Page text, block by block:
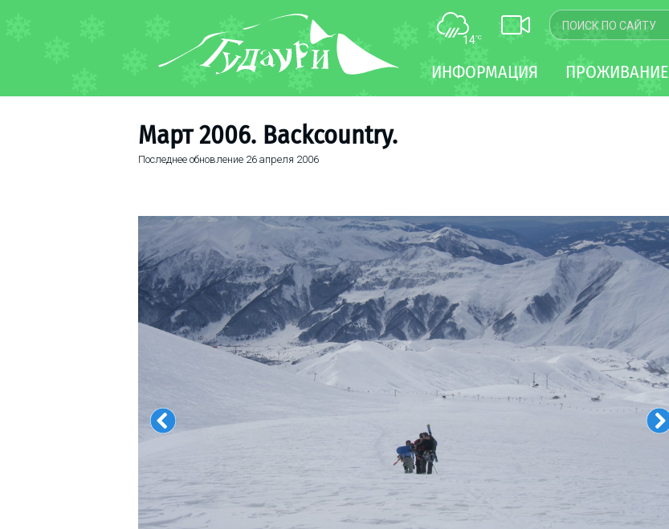
14°C
ИНФОРМАЦИЯ ПРОЖИВАНИЕ
Март 2006. Backcountry.
Последнее обновление 26 апреля 2006
Инструкторы
Дети в Гудаури
Развлечения
Календарь событий
Телеграм-канал
INFO
ПРОЖИВАНИЕ